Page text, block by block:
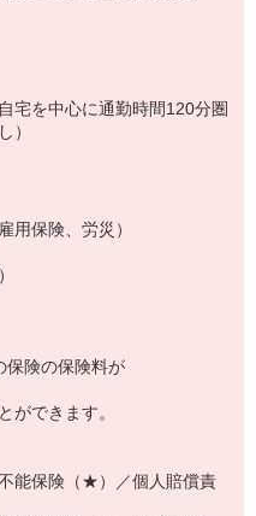
宅を中心に通勤時間120分圏
）
用保険、労災）
保険の保険料が
ができます。
能保険（★）／個人賠償責